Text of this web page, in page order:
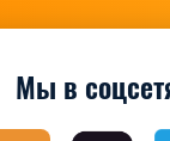
Мы в